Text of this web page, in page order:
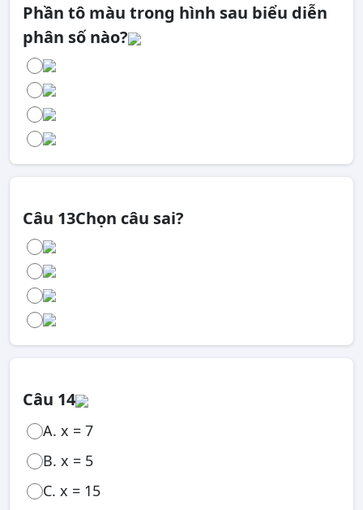
Phần tô màu trong hình sau biểu diễn
phân số nào?
Câu 13Chọn câu sai?
Câu 14
A. x = 7
B. x = 5
C. x = 15